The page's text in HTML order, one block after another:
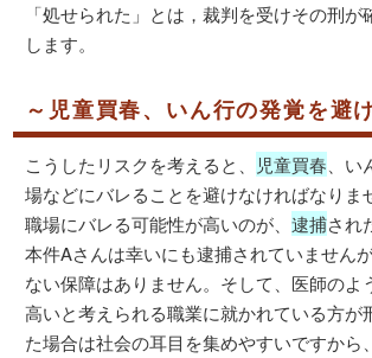
「処せられた」とは，裁判を受けその刑
します。
～児童買春、いん行の発覚を避
こうしたリスクを考えると、 児童買春、い
場などにバレることを避けなければなりま
職場にバレる可能性が高いのが、逮捕され
本件Aさんは幸いにも逮捕されていません
ない保障はありません。そして、医師のよ
高いと考えられる職業に就かれている方が
た場合は社会の耳目を集めやすいですから